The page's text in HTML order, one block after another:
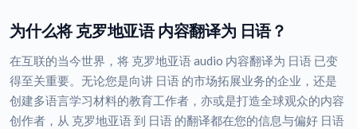
为什么将 克罗地亚语 内容翻译为 日语？
在互联的当今世界，将 克罗地亚语 audio 内容翻译为 日语 已变
得至关重要。无论您是向讲 日语 的市场拓展业务的企业，还是
创建多语言学习材料的教育工作者，亦或是打造全球观众的内容
创作者，从 克罗地亚语 到 日语 的翻译都在您的信息与偏好 日语